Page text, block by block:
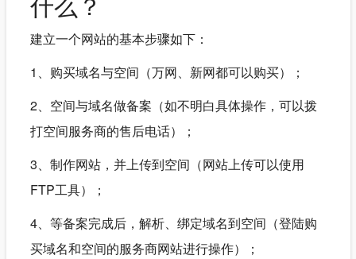
建立一个网站的基本步骤如下：
1、购买域名与空间（万网、新网都可以购买）；
2、空间与域名做备案（如不明白具体操作，可以拨
打空间服务商的售后电话）；
3、制作网站，并上传到空间（网站上传可以使用
FTP工具）；
4、等备案完成后，解析、绑定域名到空间（登陆购
买域名和空间的服务商网站进行操作）；